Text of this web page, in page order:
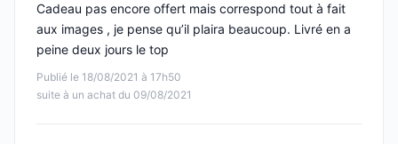
Publié le 18/08/2021 à 17h50
suite à un achat du 09/08/2021
Cadeau pas encore offert mais correspond tout à fait
aux images , je pense qu’il plaira beaucoup. Livré en a
peine deux jours le top